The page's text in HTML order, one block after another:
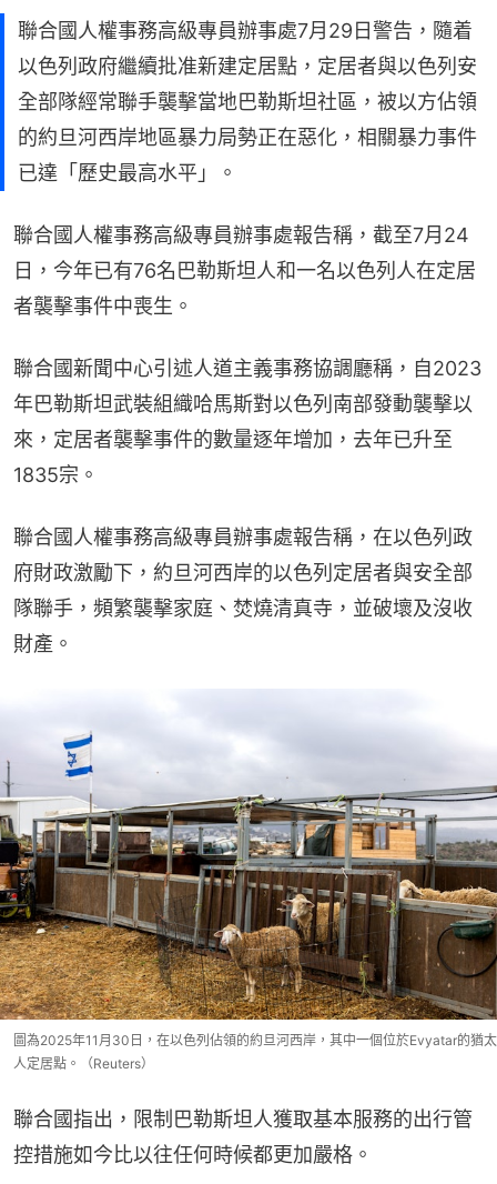
聯合國人權事務高級專員辦事處7月29日警告，隨着
以色列政府繼續批准新建定居點，定居者與以色列安
全部隊經常聯手襲擊當地巴勒斯坦社區，被以方佔領
的約旦河西岸地區暴力局勢正在惡化，相關暴力事件
已達「歷史最高水平」。
聯合國人權事務高級專員辦事處報告稱，截至7月24
日，今年已有76名巴勒斯坦人和一名以色列人在定居
者襲擊事件中喪生。
聯合國新聞中心引述人道主義事務協調廳稱，自2023
年巴勒斯坦武裝組織哈馬斯對以色列南部發動襲擊以
來，定居者襲擊事件的數量逐年增加，去年已升至
1835宗。
聯合國人權事務高級專員辦事處報告稱，在以色列政
府財政激勵下，約旦河西岸的以色列定居者與安全部
隊聯手，頻繁襲擊家庭、焚燒清真寺，並破壞及沒收
財產。
圖為2025年11月30日，在以色列佔領的約旦河西岸，其中一個位於Evyatar的猶太
人定居點。（Reuters）
聯合國指出，限制巴勒斯坦人獲取基本服務的出行管
控措施如今比以往任何時候都更加嚴格。